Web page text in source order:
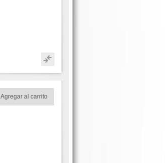
Agregar al carrito